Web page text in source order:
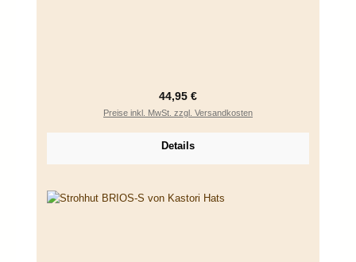
Regulärer Preis:
44,95 €
Preise inkl. MwSt. zzgl. Versandkosten
Details